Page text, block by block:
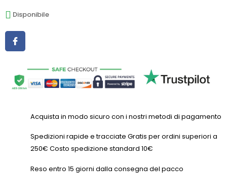
Disponibile
Acquista in modo sicuro con i nostri metodi di pagamento
Spedizioni rapide e tracciate Gratis per ordini superiori a
250€ Costo spedizione standard 10€
Reso entro 15 giorni dalla consegna del pacco